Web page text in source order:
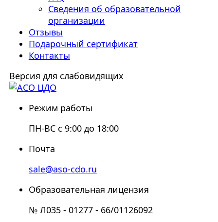
Сведения об образовательной
организации
Отзывы
Подарочный сертификат
Контакты
Версия для слабовидящих
Режим работы
ПН-ВС с 9:00 до 18:00
Почта
sale@aso-cdo.ru
Образовательная лицензия
№ Л035 - 01277 - 66/01126092